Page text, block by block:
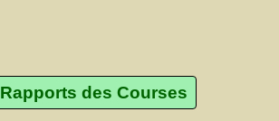
Rapports des Courses